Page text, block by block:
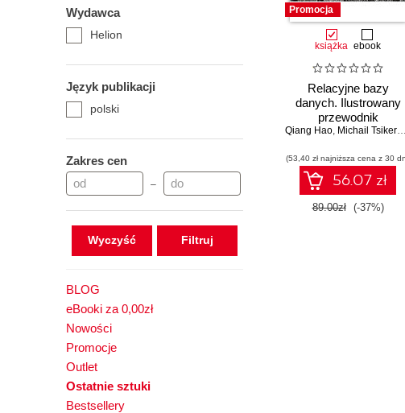
Wydawca
Helion
Język publikacji
polski
Zakres cen
–
Wyczyść
BLOG
eBooki za 0,00zł
Nowości
Promocje
Outlet
Ostatnie sztuki
Bestsellery
Promocja
książka ebook
Relacyjne bazy
danych. Ilustrowany
przewodnik
Qiang Hao, Michail Tsikerdekis
(53,40 zł najniższa cena z 30
56.07 zł
89.00zł (-37%)